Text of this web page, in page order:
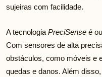
sujeiras com facilidade.
A tecnologiaPreciSense é
Com sensores de alta
obstáculos, como móveis e
quedas e danos. Além